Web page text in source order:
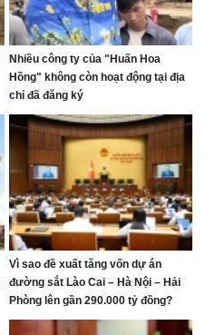
Nhiều công ty của "Huấn Hoa
Hồng" không còn hoạt động tại địa
chỉ đã đăng ký
Vì sao đề xuất tăng vốn dự án
đường sắt Lào Cai – Hà Nội – Hải
Phòng lên gần 290.000 tỷ đồng?